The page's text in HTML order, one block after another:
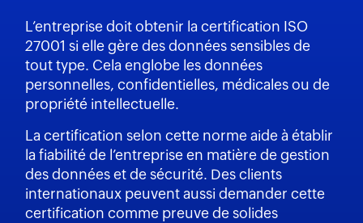
L’entreprise doit obtenir la certification ISO
27001 si elle gère des données sensibles de
tout type. Cela englobe les données
personnelles, confidentielles, médicales ou de
propriété intellectuelle.
La certification selon cette norme aide à établir
la fiabilité de l’entreprise en matière de gestion
des données et de sécurité. Des clients
internationaux peuvent aussi demander cette
certification comme preuve de solides